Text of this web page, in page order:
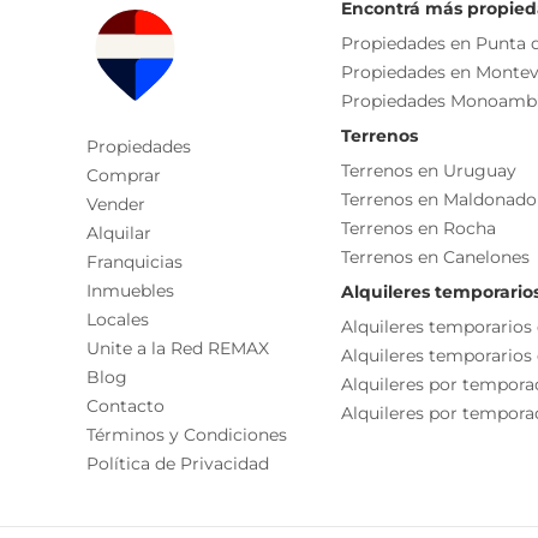
• Cocina moderna con acceso a área de lavandería
° Parrillero propio
° Comedor diario con estufa a leña
• Living/comedor con salida a terraza de 33 m2
AMENITIES Y SERVICIOS
• Gimnasio equipado
° Barbacoa en el piso 21
° Barbacoa en PB
• Pileta
° Cancha de Pádel
• Seguridad 24/7
• Valet parking
• Portón automático
• Ascensor de última generación y categoría.
CARACTERÍSTICAS TÉCNICAS
Amenities
Aire Acondicionado
Seguridad
Ascensor
Valet Parking
Ambientes
Dormitorio
Vestidor
Baño
Living
Lavadero
Propiedades
Comprar
Vender
Alquilar
Franquicias
Inmuebles
Locales
Unite a la Red REMAX
Blog
Contacto
Términos y Condiciones
Política de Privacidad
Encontrá más
Propiedades en Punta
Propiedades en
Propiedades
Terrenos
Terrenos en Uruguay
Terrenos en Maldonado
Terrenos en Rocha
Terrenos en Canelones
Alquileres
Alquileres temporarios
Alquileres temporarios
Alquileres por
Alquileres por